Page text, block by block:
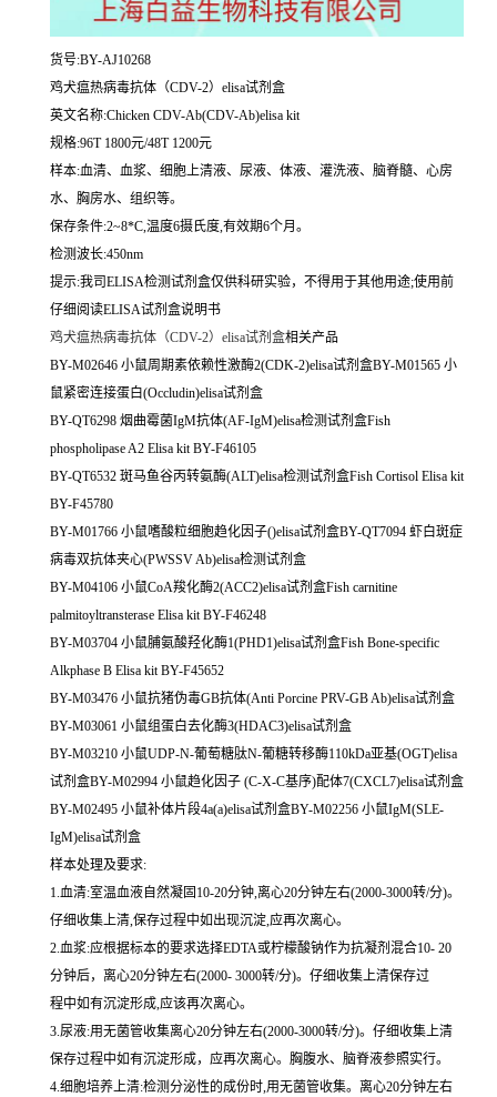
货号:BY-AJ10268
鸡犬瘟热病毒抗体（CDV-2）elisa试剂盒
英文名称:Chicken CDV-Ab(CDV-Ab)elisa kit
规格:96T 1800元/48T 1200元
样本:血清、血浆、细胞上清液、尿液、体液、灌洗液、脑脊髓、心房
水、胸房水、组织等。
保存条件:2~8*C,温度6摄氏度,有效期6个月。
检测波长:450nm
提示:我司ELISA检测试剂盒仅供科研实验，不得用于其他用途;使用前
仔细阅读ELISA试剂盒说明书
鸡犬瘟热病毒抗体（CDV-2）elisa试剂盒相关产品
BY-M02646 小鼠周期素依赖性激酶2(CDK-2)elisa试剂盒BY-M01565 小
鼠紧密连接蛋白(Occludin)elisa试剂盒
BY-QT6298 烟曲霉菌IgM抗体(AF-IgM)elisa检测试剂盒Fish
phospholipase A2 Elisa kit BY-F46105
BY-QT6532 斑马鱼谷丙转氨酶(ALT)elisa检测试剂盒Fish Cortisol Elisa kit
BY-F45780
BY-M01766 小鼠嗜酸粒细胞趋化因子()elisa试剂盒BY-QT7094 虾白斑症
病毒双抗体夹心(PWSSV Ab)elisa检测试剂盒
BY-M04106 小鼠CoA羧化酶2(ACC2)elisa试剂盒Fish carnitine
palmitoyltransterase Elisa kit BY-F46248
BY-M03704 小鼠脯氨酸羟化酶1(PHD1)elisa试剂盒Fish Bone-specific
Alkphase B Elisa kit BY-F45652
BY-M03476 小鼠抗猪伪毒GB抗体(Anti Porcine PRV-GB Ab)elisa试剂盒
BY-M03061 小鼠组蛋白去化酶3(HDAC3)elisa试剂盒
BY-M03210 小鼠UDP-N-葡萄糖肽N-葡糖转移酶110kDa亚基(OGT)elisa
试剂盒BY-M02994 小鼠趋化因子 (C-X-C基序)配体7(CXCL7)elisa试剂盒
BY-M02495 小鼠补体片段4a(a)elisa试剂盒BY-M02256 小鼠IgM(SLE-
IgM)elisa试剂盒
样本处理及要求:
1.血清:室温血液自然凝固10-20分钟,离心20分钟左右(2000-3000转/分)。
仔细收集上清,保存过程中如出现沉淀,应再次离心。
2.血浆:应根据标本的要求选择EDTA或柠檬酸钠作为抗凝剂混合10- 20
分钟后，离心20分钟左右(2000- 3000转/分)。仔细收集上清保存过
程中如有沉淀形成,应该再次离心。
3.尿液:用无菌管收集离心20分钟左右(2000-3000转/分)。仔细收集上清
保存过程中如有沉淀形成，应再次离心。胸腹水、脑脊液参照实行。
4.细胞培养上清:检测分泌性的成份时,用无菌管收集。离心20分钟左右